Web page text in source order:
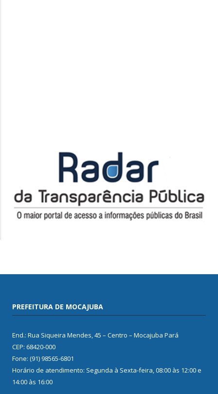
PREFEITURA DE MOCAJUBA
End.: Rua Siqueira Mendes, 45 – Centro – Mocajuba Pará
CEP: 68420-000
Fone: (91) 98565-6801
Horário de atendimento: Segunda à Sexta-feira, 08:00 às 12:00 e
14:00 às 16:00